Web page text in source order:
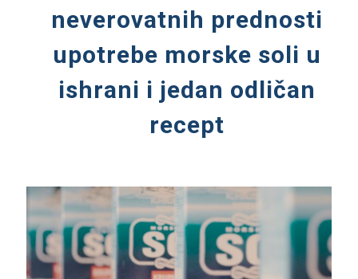
neverovatnih prednosti
upotrebe morske soli u
ishrani i jedan odličan
recept